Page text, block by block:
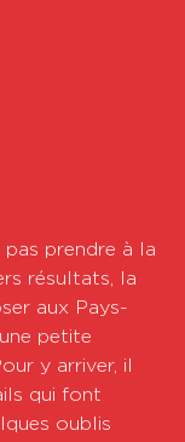
prendre à la
résultats, la
aux Pays-
petite
y arriver, il
qui font
oublis